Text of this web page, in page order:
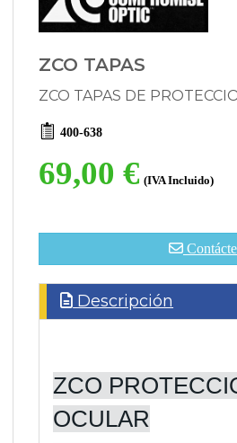
ZCO TAPAS
ZCO TAPAS DE
400-638
69,00 € (IVA Incluido)
Descripción
ZCO
OCULAR